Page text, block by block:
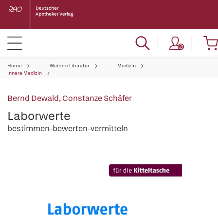
Home Weitere Literatur
Medizin
Innere Medizin
Bernd Dewald,Constanze Schäfer
Laborwerte
bestimmen-bewerten-vermitteln